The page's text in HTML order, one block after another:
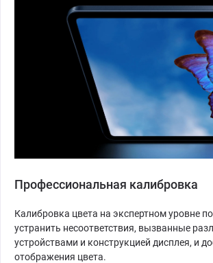
Профессиональная калибровка
Калибровка цвета на экспертном уровне
устранить несоответствия, вызванные
устройствами и конструкцией дисплея, и
отображения цвета.